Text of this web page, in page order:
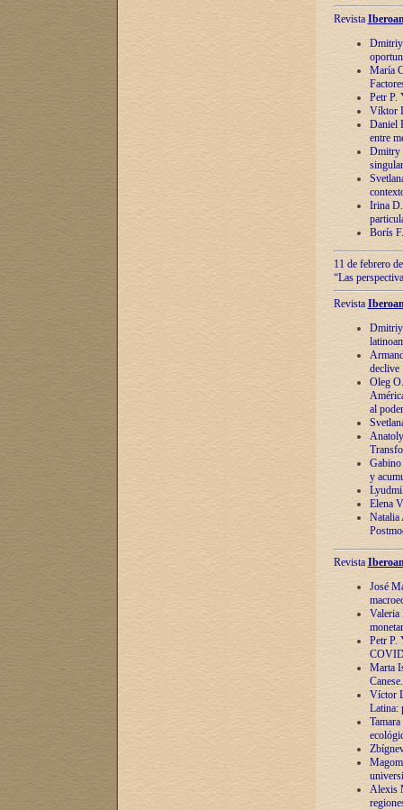
Revista
Dmitriy
María
Petr P.
Víktor
Daniel
entre
Dmitry
Irina
Borís
11 de febrero
“Las
Revista
Dmitriy
declive
Oleg
al poder
y
Elena
Natalia
Revista
José
Valeria
Petr P.
Marta
Víctor
Latina:
Alexis